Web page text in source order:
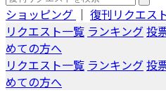
ショッピング ｜ 復刊リクエス
リクエスト一覧 ランキング投
めての方へ
リクエスト一覧 ランキング投
めての方へ